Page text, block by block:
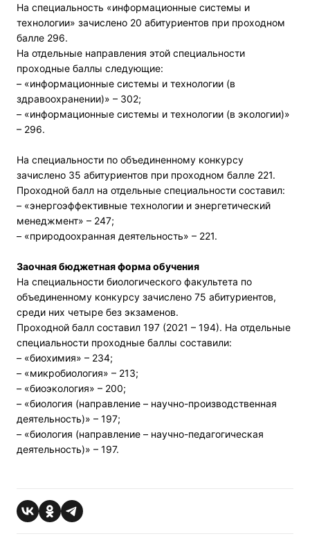
На специальность «информационные системы и
технологии» зачислено 20 абитуриентов при проходном
балле 296.
На отдельные направления этой специальности
проходные баллы следующие:
– «информационные системы и технологии (в
здравоохранении)» – 302;
– «информационные системы и технологии (в экологии)»
– 296.
На специальности по объединенному конкурсу
зачислено 35 абитуриентов при проходном балле 221.
Проходной балл на отдельные специальности составил:
– «энергоэффективные технологии и энергетический
менеджмент» – 247;
– «природоохранная деятельность» – 221.
Заочная бюджетная форма обучения
На специальности биологического факультета по
объединенному конкурсу зачислено 75 абитуриентов,
среди них четыре без экзаменов.
Проходной балл составил 197 (2021 – 194). На отдельные
специальности проходные баллы составили:
– «биохимия» – 234;
– «микробиология» – 213;
– «биоэкология» – 200;
– «биология (направление – научно-производственная
деятельность)» – 197;
– «биология (направление – научно-педагогическая
деятельность)» – 197.